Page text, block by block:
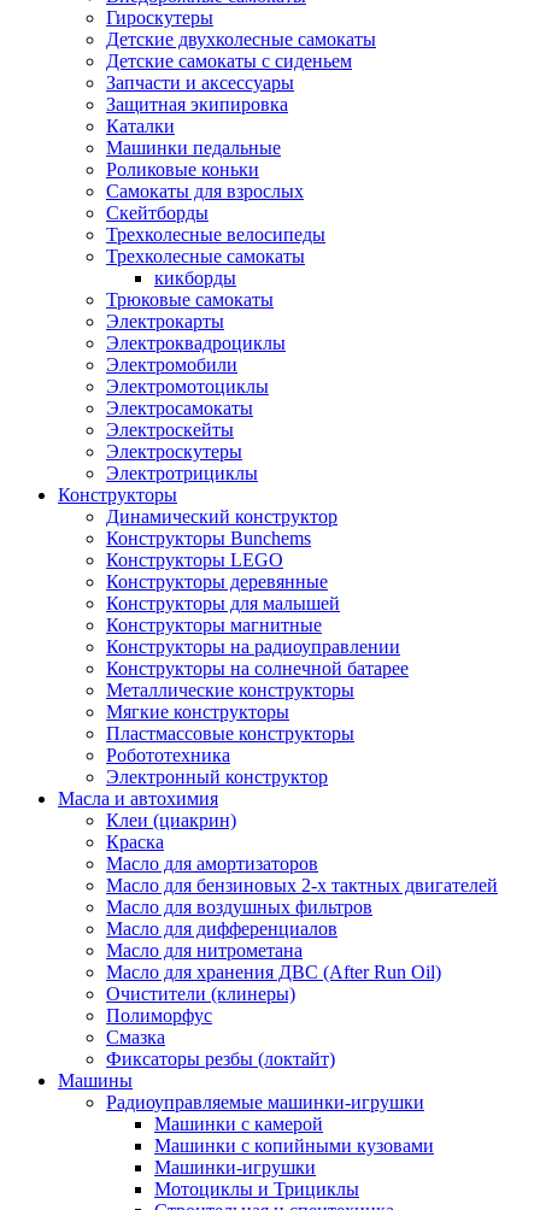
Гироскутеры
Детские двухколесные самокаты
Детские самокаты с сиденьем
Запчасти и аксессуары
Защитная экипировка
Каталки
Машинки педальные
Роликовые коньки
Самокаты для взрослых
Скейтборды
Трехколесные велосипеды
Трехколесные самокаты
кикборды
Трюковые самокаты
Электрокарты
Электроквадроциклы
Электромобили
Электромотоциклы
Электросамокаты
Электроскейты
Электроскутеры
Электротрициклы
Конструкторы
Динамический конструктор
Конструкторы Bunchems
Конструкторы LEGO
Конструкторы деревянные
Конструкторы для малышей
Конструкторы магнитные
Конструкторы на радиоуправлении
Конструкторы на солнечной батарее
Металлические конструкторы
Мягкие конструкторы
Пластмассовые конструкторы
Робототехника
Электронный конструктор
Масла и автохимия
Клеи (циакрин)
Краска
Масло для амортизаторов
Масло для бензиновых 2-х тактных двигателей
Масло для воздушных фильтров
Масло для дифференциалов
Масло для нитрометана
Масло для хранения ДВС (After Run Oil)
Очистители (клинеры)
Полиморфус
Смазка
Фиксаторы резбы (локтайт)
Машины
Радиоуправляемые машинки-игрушки
Машинки с камерой
Машинки с копийными кузовами
Машинки-игрушки
Мотоциклы и Трициклы